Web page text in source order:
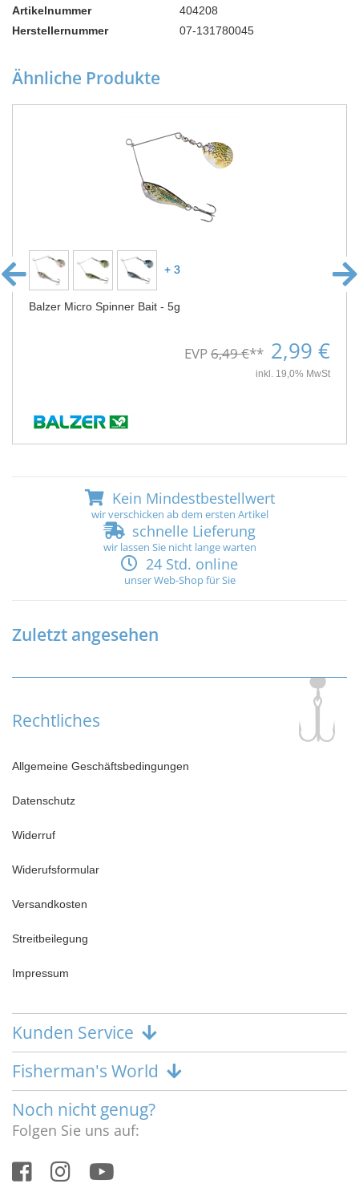
Artikelnummer
404208
Herstellernummer
07-131780045
Ähnliche Produkte
+ 3
Balzer Micro Spinner Bait - 5g
EVP6,49 €** 2,99 €
inkl. 19,0% MwSt
Kein Mindestbestellwert
wir verschicken ab dem ersten Artikel
schnelle Lieferung
wir lassen Sie nicht lange warten
24 Std. online
unser Web-Shop für Sie
Zuletzt angesehen
Rechtliches
Allgemeine Geschäftsbedingungen
Datenschutz
Widerruf
Widerufsformular
Versandkosten
Streitbeilegung
Impressum
Kunden Service
Fisherman's World
Noch nicht genug?
Folgen Sie uns auf: